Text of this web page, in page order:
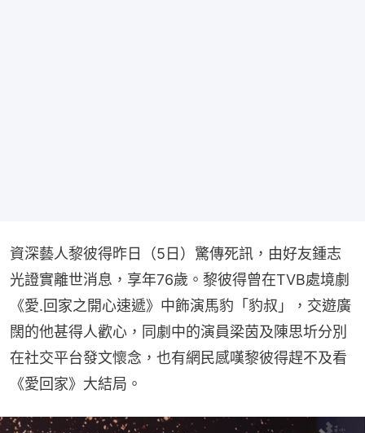
資深藝人黎彼得昨日（5日）驚傳死訊，由好友鍾志
光證實離世消息，享年76歲。黎彼得曾在TVB處境劇
《愛.回家之開心速遞》中飾演馬豹「豹叔」，交遊廣
闊的他甚得人歡心，同劇中的演員梁茵及陳思圻分別
在社交平台發文懷念，也有網民感嘆黎彼得趕不及看
《愛回家》大結局。